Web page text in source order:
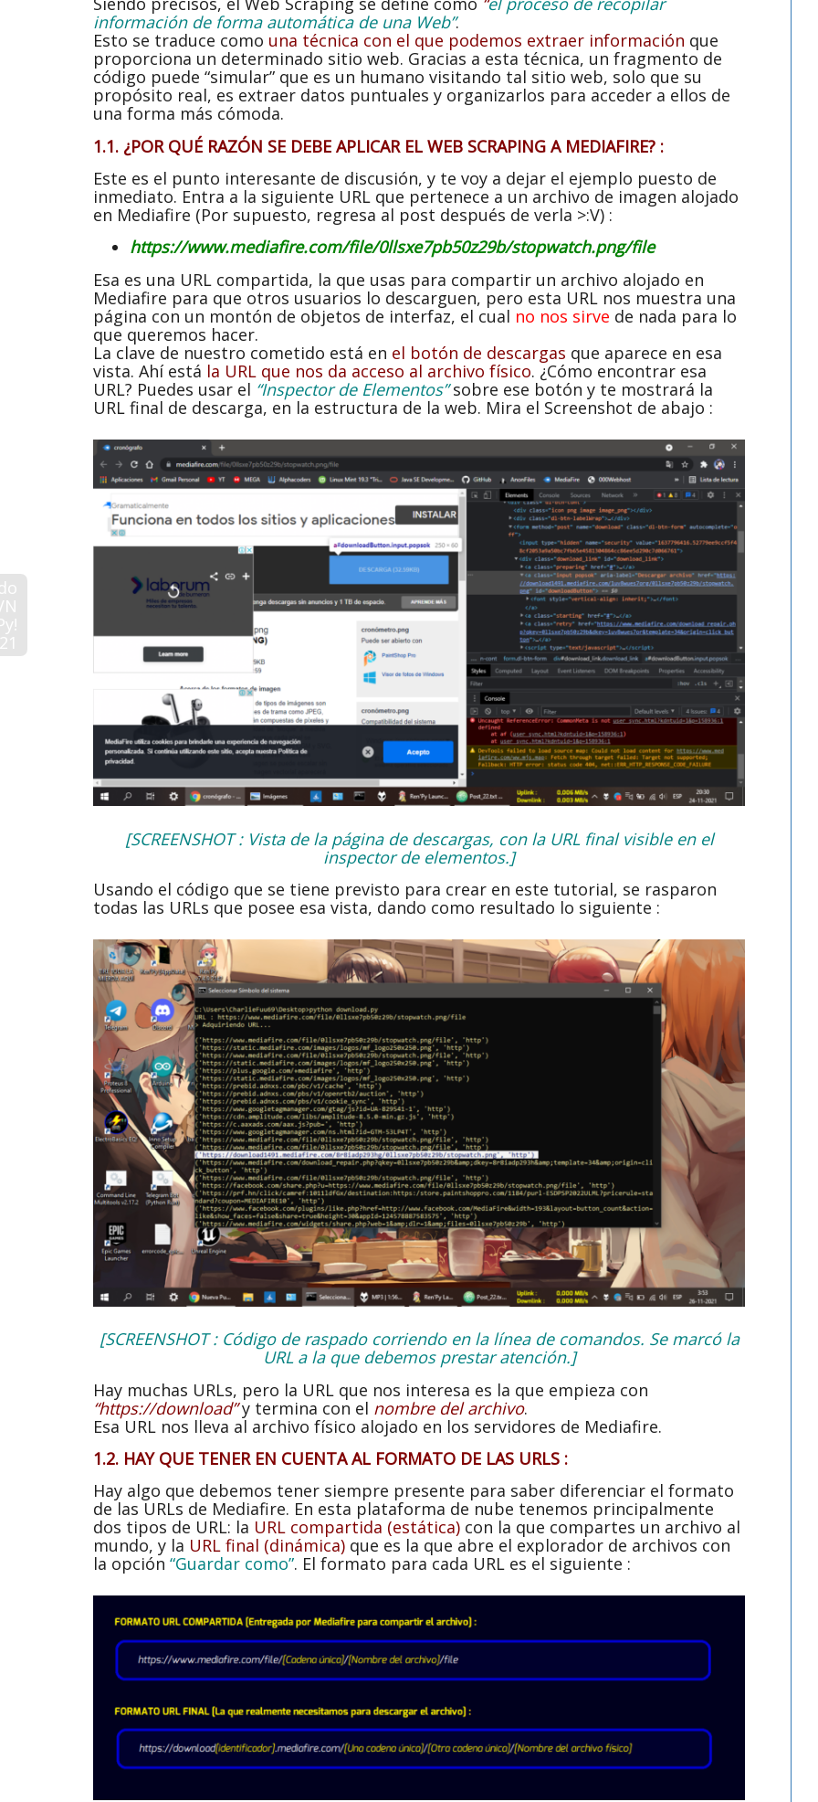
información de forma automática de una Web”.
Esto se traduce como una técnica con el que podemos extraer información que
proporciona un determinado sitio web. Gracias a esta técnica, un fragmento de
código puede “simular” que es un humano visitando tal sitio web, solo que su
propósito real, es extraer datos puntuales y organizarlos para acceder a ellos de
una forma más cómoda.
1.1. ¿POR QUÉ RAZÓN SE DEBE APLICAR EL WEB SCRAPING A MEDIAFIRE? :
Este es el punto interesante de discusión, y te voy a dejar el ejemplo puesto de
inmediato. Entra a la siguiente URL que pertenece a un archivo de imagen alojado
en Mediafire (Por supuesto, regresa al post después de verla >:V) :
https://www.mediafire.com/file/0llsxe7pb50z29b/stopwatch.png/file
Esa es una URL compartida, la que usas para compartir un archivo alojado en
Mediafire para que otros usuarios lo descarguen, pero esta URL nos muestra una
página con un montón de objetos de interfaz, el cual no nos sirve de nada para lo
que queremos hacer.
La clave de nuestro cometido está en el botón de descargas que aparece en esa
vista. Ahí está la URL que nos da acceso al archivo físico. ¿Cómo encontrar esa
URL? Puedes usar el “Inspector de Elementos”sobre ese botón y te mostrará la
URL final de descarga, en la estructura de la web. Mira el Screenshot de abajo :
[SCREENSHOT : Vista de la página de descargas, con la URL final visible en el
inspector de elementos.]
Usando el código que se tiene previsto para crear en este tutorial, se rasparon
todas las URLs que posee esa vista, dando como resultado lo siguiente :
[SCREENSHOT : Código de raspado corriendo en la línea de comandos. Se marcó la
URL a la que debemos prestar atención.]
Hay muchas URLs, pero la URL que nos interesa es la que empieza con
“https://download”y termina con el nombre del archivo.
Esa URL nos lleva al archivo físico alojado en los servidores de Mediafire.
1.2. HAY QUE TENER EN CUENTA AL FORMATO DE LAS URLS :
Hay algo que debemos tener siempre presente para saber diferenciar el formato
de las URLs de Mediafire. En esta plataforma de nube tenemos principalmente
dos tipos de URL: la URL compartida (estática) con la que compartes un archivo al
mundo, y la URL final (dinámica) que es la que abre el explorador de archivos con
la opción “Guardar como”. El formato para cada URL es el siguiente :